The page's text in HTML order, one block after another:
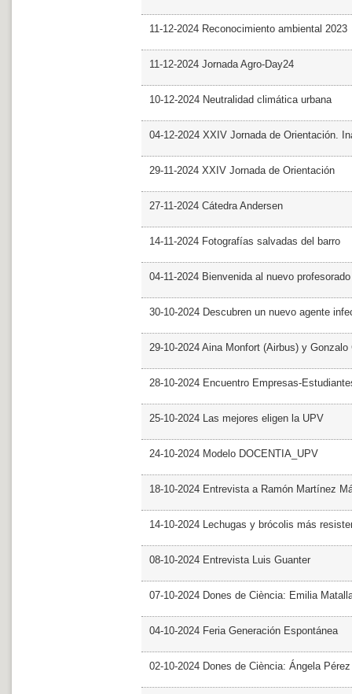
11-12-2024 Reconocimiento ambiental 2023
11-12-2024 Jornada Agro-Day24
10-12-2024 Neutralidad climática urbana
04-12-2024 XXIV Jornada de Orientación.
29-11-2024 XXIV Jornada de Orientación
27-11-2024 Cátedra Andersen
14-11-2024 Fotografías salvadas del barro
04-11-2024 Bienvenida al nuevo profesorado
30-10-2024 Descubren un nuevo agente
29-10-2024 Aina Monfort (Airbus) y
28-10-2024 Encuentro Empresas-
25-10-2024 Las mejores eligen la UPV
24-10-2024 Modelo DOCENTIA_UPV
18-10-2024 Entrevista a Ramón Martínez
14-10-2024 Lechugas y brócolis más
08-10-2024 Entrevista Luis Guanter
07-10-2024 Dones de Ciència: Emilia
04-10-2024 Feria Generación Espontánea
02-10-2024 Dones de Ciència: Ángela Pérez